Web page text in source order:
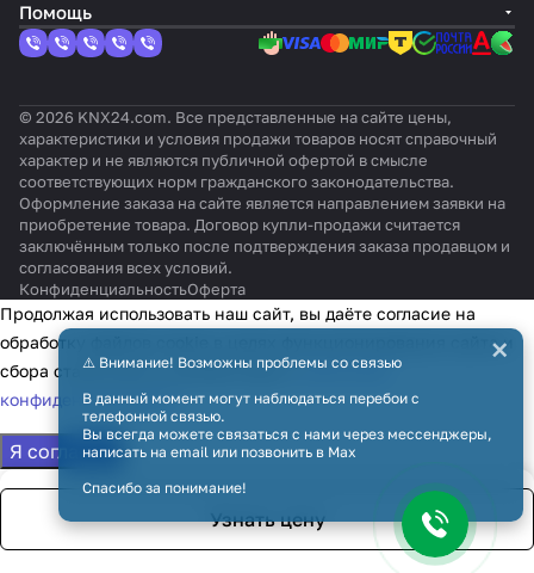
Узнать цену
Помощь
© 2026 KNX24.com. Все представленные на сайте цены,
характеристики и условия продажи товаров носят справочный
характер и не являются публичной офертой в смысле
соответствующих норм гражданского законодательства.
Оформление заказа на сайте является направлением заявки на
приобретение товара. Договор купли-продажи считается
заключённым только после подтверждения заказа продавцом и
согласования всех условий.
КонфиденциальностьОферта
⚠️ Внимание! Возможны проблемы со связью
В данный момент могут наблюдаться перебои с
телефонной связью.
Вы всегда можете связаться с нами через мессенджеры,
написать на email или позвонить в Max
Спасибо за понимание!
×
Продолжая использовать наш сайт, вы даёте согласие на
обработку файлов cookie в целях функционирования сайта и
сбора статистики в соответствии сполитикой
конфиденциальности
Я согласен